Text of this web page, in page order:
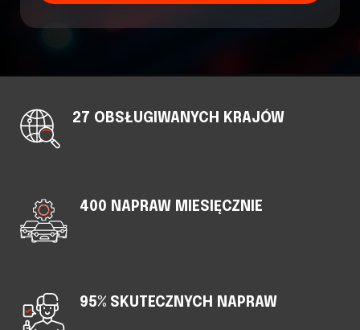
27 OBSŁUGIWANYCH KRAJÓW
400 NAPRAW MIESIĘCZNIE
95% SKUTECZNYCH NAPRAW